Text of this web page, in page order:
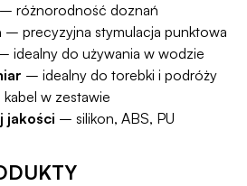
– różnorodność doznań
– precyzyjna stymulacja punktowa
idealny do używania w wodzie
– idealny do torebki i podróży
w zestawie
jakości – silikon, ABS, PU